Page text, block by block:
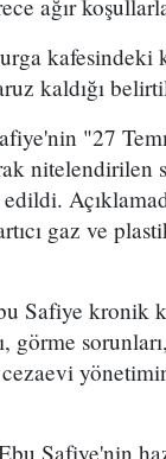
ağır
kafesindeki
kaldığı
"27
nitelendirilen
gaz ve
Safiye kronik
görme
Safiye'nin